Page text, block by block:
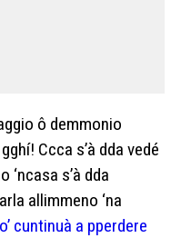
ô demmonio
Ccca s’à dda vedé
‘ncasa s’à dda
allimmeno ‘na
cuntinuà a pperdere